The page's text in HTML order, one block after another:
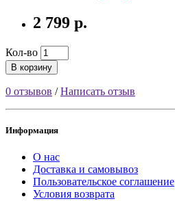
2 799 р.
Кол-во
В корзину
0 отзывов /Написать отзыв
Информация
О нас
Доставка и самовывоз
Пользовательское соглашение
Условия возврата